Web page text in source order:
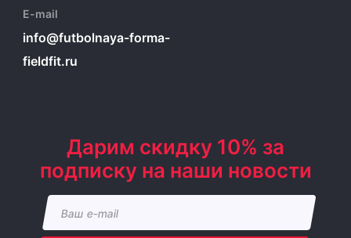
E-mail
info@futbolnaya-forma-
fieldfit.ru
Дарим скидку 10% за
подписку на наши новости